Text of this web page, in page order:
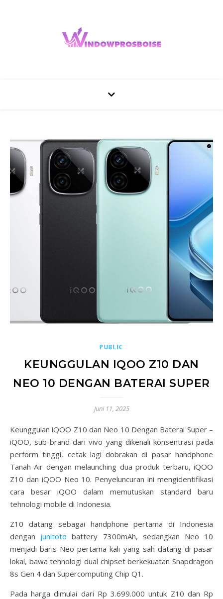
PUBLIC
KEUNGGULAN IQOO Z10 DAN
NEO 10 DENGAN BATERAI SUPER
Juni 11, 2025
Keunggulan iQOO Z10 dan Neo 10 Dengan Baterai Super –
iQOO, sub-brand dari vivo yang dikenali konsentrasi pada
perform tinggi, cetak lagi dobrakan di pasar handphone
Tanah Air dengan melaunching dua produk terbaru, iQOO
Z10 dan iQOO Neo 10. Penyeluncuran ini mengidentifikasi
cara besar iQOO dalam memutuskan standard baru
tehnologi mobile di Indonesia.
Z10 datang sebagai handphone pertama di Indonesia
dengan junitoto battery 7300mAh, sedangkan Neo 10
menjadi baris Neo pertama kali yang sah datang di pasar
lokal, bawa tehnologi dual chipset berkekuatan Snapdragon
8s Gen 4 dan Supercomputing Chip Q1.
Pada harga dimulai dari Rp 3.699.000 untuk Z10 dan Rp